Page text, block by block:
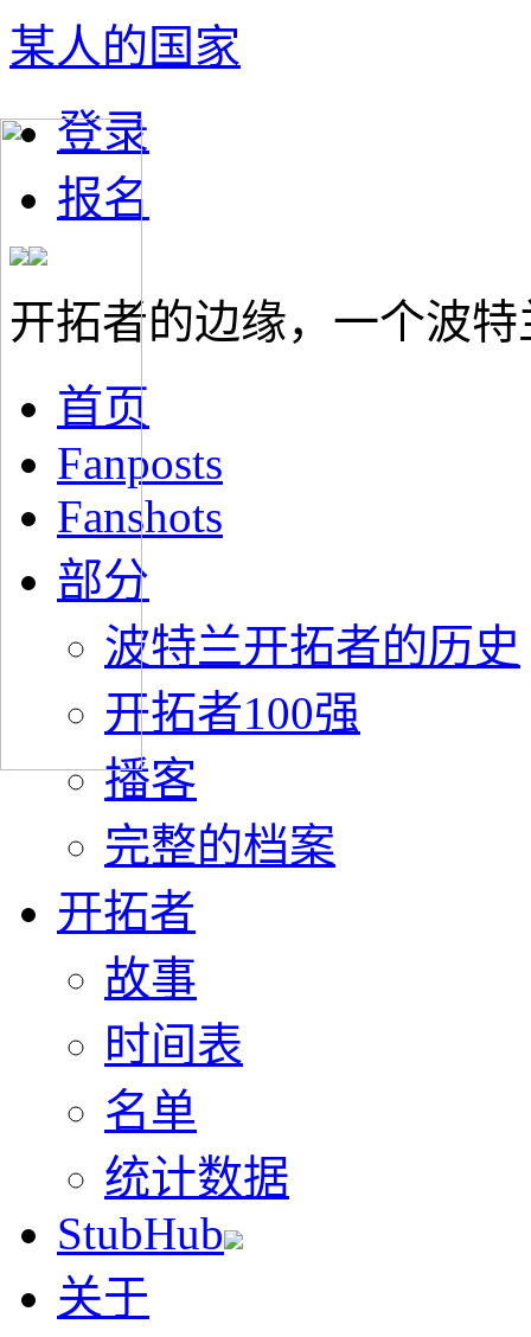
某人的国家
登录
报名
开拓者的边缘，一个波
首页
Fanposts
Fanshots
部分
波特兰开拓者的历史
开拓者100强
播客
完整的档案
开拓者
故事
时间表
名单
统计数据
StubHub
关于